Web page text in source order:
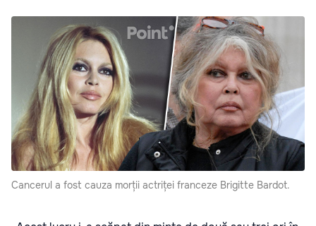
Cancerul a fost cauza morții actriței franceze Brigitte Bardot.